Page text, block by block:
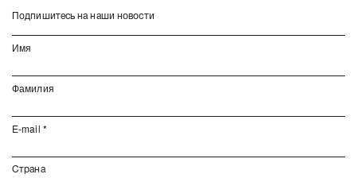
Подпишитесь на наши новости